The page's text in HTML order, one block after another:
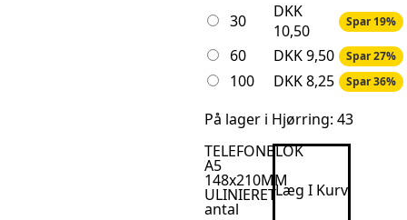
30
DKK
10,50
Spar 19%
60 DKK9,50 Spar 27%
100 DKK8,25 Spar 36%
På lager i Hjørring: 43
TELEFONBLOK
A5
148x210MM
ULINIERET
antal
Læg I Kurv